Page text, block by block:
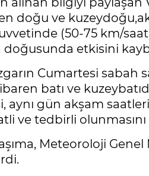
doğu ve
(50-75 km/
doğusunda etkisini
Cumartesi
batı ve
aynı gün akşam
ve tedbirli olunmasını
Meteoroloji